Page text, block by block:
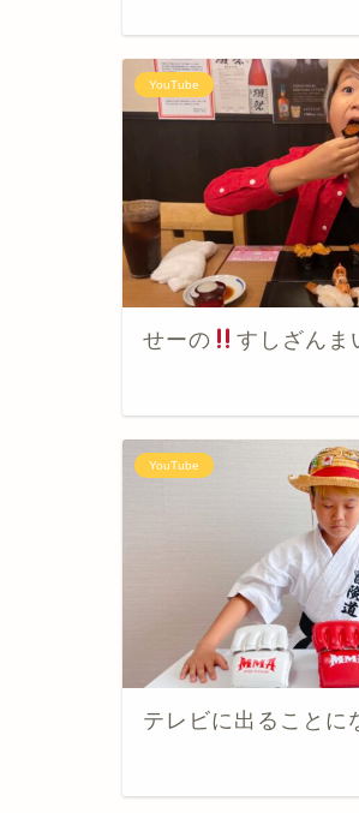
YouTube
せーの すしざんま
YouTube
テレビに出ることに